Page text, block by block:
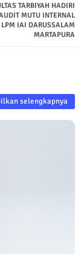
TARBIYAH HADIRI
MUTU INTERNAL
IAI DARUSSALAM
MARTAPURA
selengkapnya